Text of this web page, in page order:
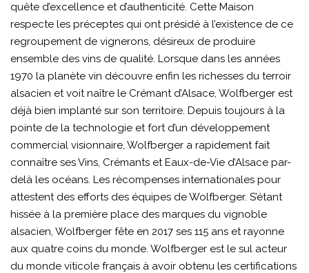
quête d’excellence et d’authenticité. Cette Maison
respecte les préceptes qui ont présidé à l’existence de ce
regroupement de vignerons, désireux de produire
ensemble des vins de qualité. Lorsque dans les années
1970 la planète vin découvre enfin les richesses du terroir
alsacien et voit naître le Crémant d’Alsace, Wolfberger est
déjà bien implanté sur son territoire. Depuis toujours à la
pointe de la technologie et fort d’un développement
commercial visionnaire, Wolfberger a rapidement fait
connaître ses Vins, Crémants et Eaux-de-Vie d’Alsace par-
delà les océans. Les récompenses internationales pour
attestent des efforts des équipes de Wolfberger. S’étant
hissée à la première place des marques du vignoble
alsacien, Wolfberger fête en 2017 ses 115 ans et rayonne
aux quatre coins du monde. Wolfberger est le sul acteur
du monde viticole français à avoir obtenu les certifications